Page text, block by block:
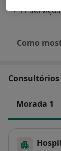
+ 11 serviços
Como
Consultórios
Morada 1